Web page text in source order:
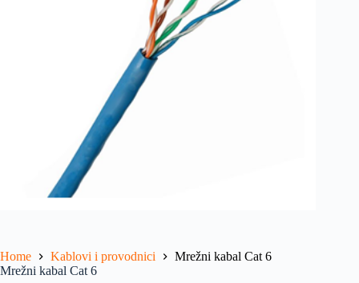
Home Kablovi i provodnici
Mrežni kabal Cat 6
Mrežni kabal Cat 6